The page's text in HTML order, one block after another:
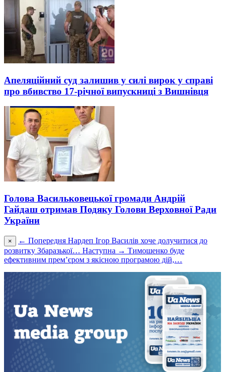
Апеляційний суд залишив у силі вирок у справі
про вбивство 17-річної випускниці з Вишнівця
Голова Васильковецької громади Андрій
Гайдаш отримав Подяку Голови Верховної Ради
України
× ← Попередня Нардеп Ігор Василів хоче долучитися до
розвитку Збаразької… Наступна → Тимошенко буде
ефективним прем’єром з якісною програмою дій,…